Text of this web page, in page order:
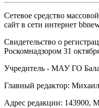
Сетевое средство
сайт в сети интернет
Свидетельство о
Роскомнадзором 31
Учредитель - МАУ ГО
Главный редактор:
Адрес редакции: 143900,